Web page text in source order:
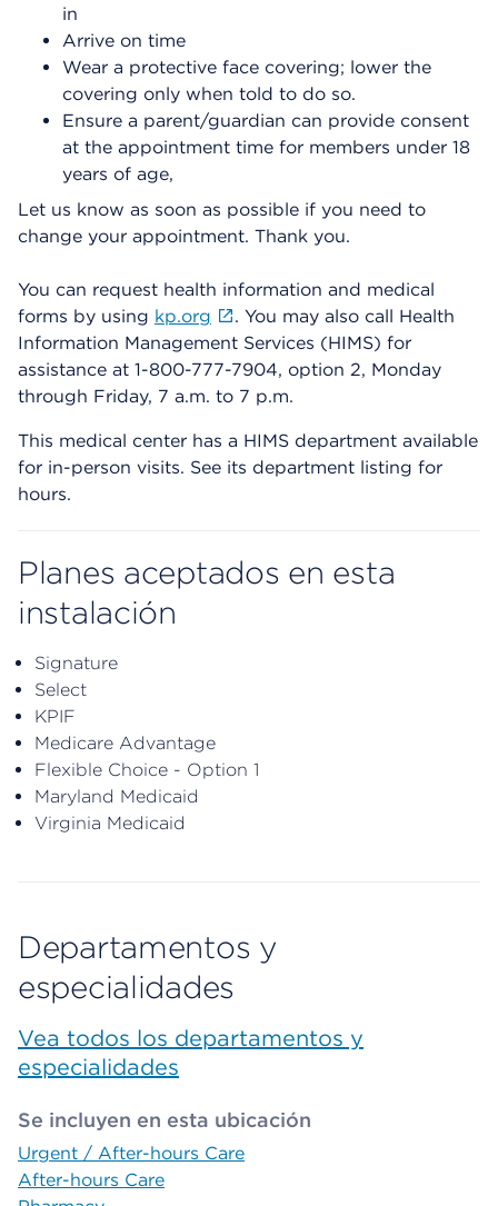
in
Arrive on time
Wear a protective face covering; lower the
covering only when told to do so.
Ensure a parent/guardian can provide consent
at the appointment time for members under 18
years of age,
Let us know as soon as possible if you need to
change your appointment. Thank you.
You can request health information and medical
forms by using kp.org
. You may also call Health
Information Management Services (HIMS) for
assistance at 1-800-777-7904, option 2, Monday
through Friday, 7 a.m. to 7 p.m.
This medical center has a HIMS department available
for in-person visits. See its department listing for
hours.
Planes aceptados en esta
instalación
Signature
Select
KPIF
Medicare Advantage
Flexible Choice - Option 1
Maryland Medicaid
Virginia Medicaid
Departamentos y
especialidades
Vea todos los departamentos y
especialidades
Se incluyen en esta ubicación
Urgent / After-hours Care
After-hours Care